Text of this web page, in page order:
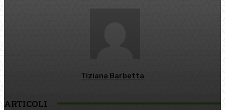
Tiziana Barbetta
ARTICOLI